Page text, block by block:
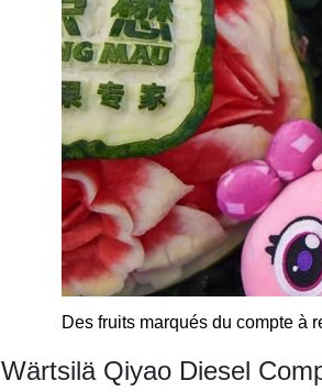
Des fruits marqués du compte à
Wärtsilä Qiyao Diesel